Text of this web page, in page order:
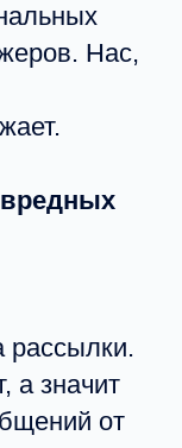
Нас,
вредных
рассылки.
а значит
от